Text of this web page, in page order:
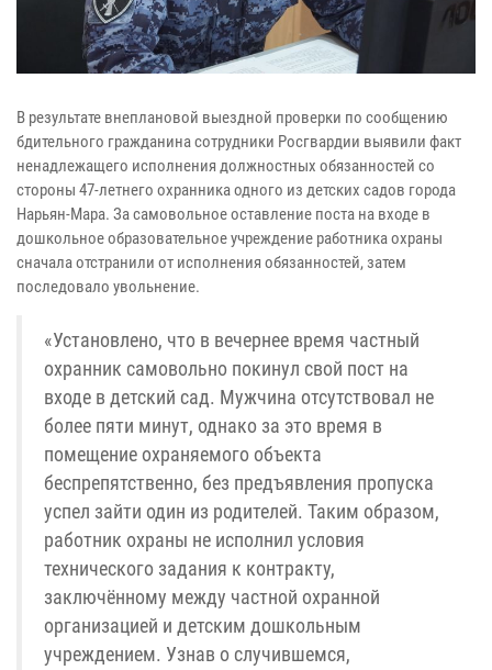
В результате внеплановой выездной проверки по сообщению
бдительного гражданина сотрудники Росгвардии выявили факт
ненадлежащего исполнения должностных обязанностей со
стороны 47-летнего охранника одного из детских садов города
Нарьян-Мара. За самовольное оставление поста на входе в
дошкольное образовательное учреждение работника охраны
сначала отстранили от исполнения обязанностей, затем
последовало увольнение.
«Установлено, что в вечернее время частный
охранник самовольно покинул свой пост на
входе в детский сад. Мужчина отсутствовал не
более пяти минут, однако за это время в
помещение охраняемого объекта
беспрепятственно, без предъявления пропуска
успел зайти один из родителей. Таким образом,
работник охраны не исполнил условия
технического задания к контракту,
заключённому между частной охранной
организацией и детским дошкольным
учреждением. Узнав о случившемся,